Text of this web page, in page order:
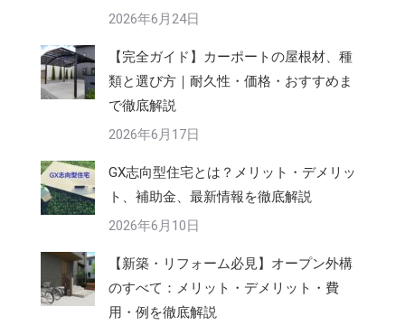
2026年6月24日
【完全ガイド】カーポートの屋根材、種
類と選び方｜耐久性・価格・おすすめま
で徹底解説
2026年6月17日
GX志向型住宅とは？メリット・デメリッ
ト、補助金、最新情報を徹底解説
2026年6月10日
【新築・リフォーム必見】オープン外構
のすべて：メリット・デメリット・費
用・例を徹底解説